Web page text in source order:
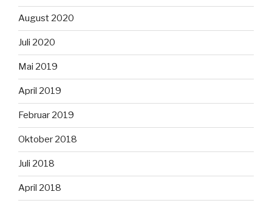
August 2020
Juli 2020
Mai 2019
April 2019
Februar 2019
Oktober 2018
Juli 2018
April 2018